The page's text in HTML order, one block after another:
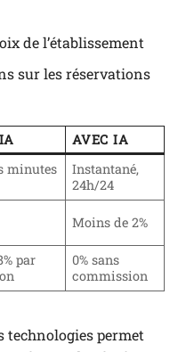
de l’établissement
sur les réservations
AVEC IA
minutes
Instantané,
24h/24
Moins de 2%
par
0% sans
commission
technologies permet